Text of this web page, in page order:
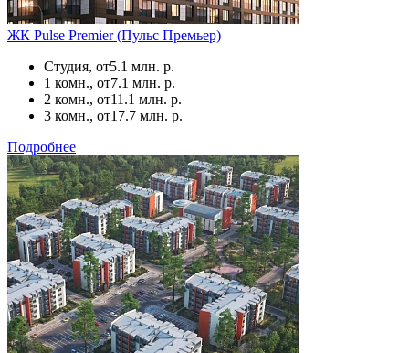
ЖК Pulse Premier (Пульс Премьер)
Студия, от5.1 млн. р.
1 комн., от7.1 млн. р.
2 комн., от11.1 млн. р.
3 комн., от17.7 млн. р.
Подробнее